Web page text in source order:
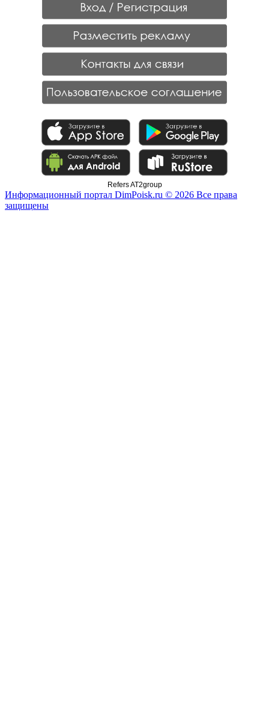
Refers AT2group
Информационный портал DimPoisk.ru © 2026 Все права
защищены